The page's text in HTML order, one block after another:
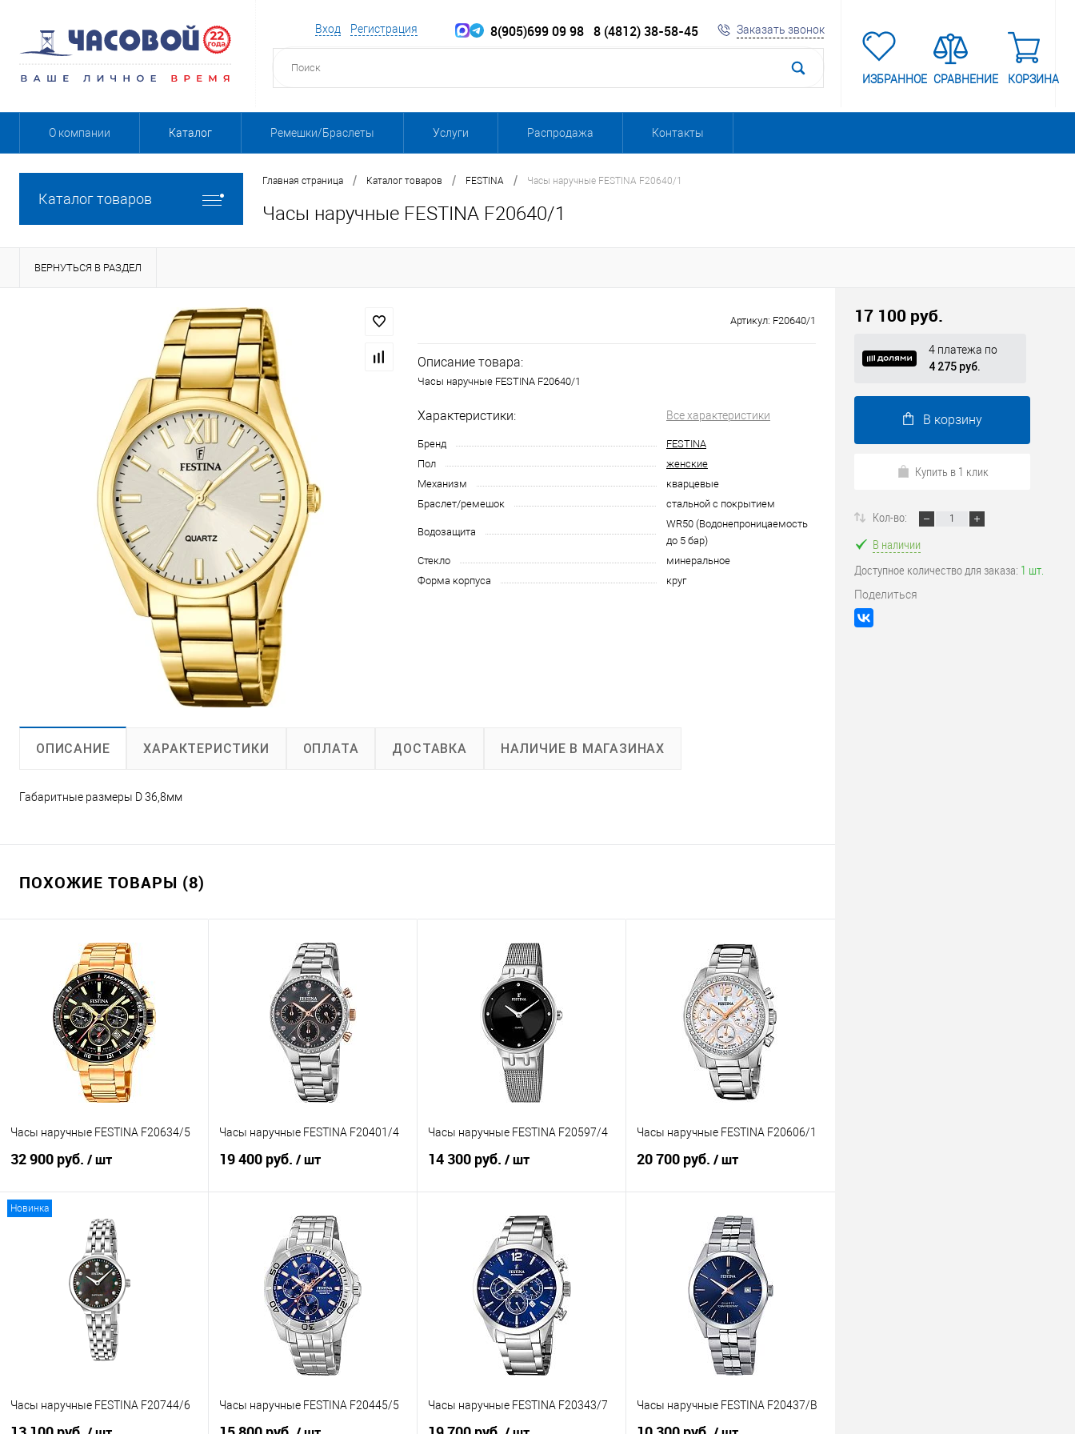
Вход Регистрация 8(905)699 09 98 8 (4812) 38-58-45 Заказать звонок
ИЗБРАННОЕ СРАВНЕНИЕ КОРЗИНА
О компании Каталог Ремешки/Браслеты Услуги Распродажа Контакты
Каталог товаров
Главная страница / Каталог товаров / FESTINA / Часы наручные FESTINA F20640/1
Часы наручные FESTINA F20640/1
ВЕРНУТЬСЯ В РАЗДЕЛ
Артикул: F20640/1
Описание товара:
Часы наручные FESTINA F20640/1
Характеристики: Все характеристики
Бренд
FESTINA
Пол
женские
Механизм
кварцевые
Браслет/ремешок
стальной c покрытием
Водозащита
WR50 (Водонепроницаемость
до 5 бар)
Стекло
минеральное
Форма корпуса
круг
ОПИСАНИЕ ХАРАКТЕРИСТИКИ ОПЛАТА ДОСТАВКА НАЛИЧИЕ В МАГАЗИНАХ
Габаритные размеры D 36,8мм
ПОХОЖИЕ ТОВАРЫ (8)
Часы наручные FESTINA F20634/5
32 900 руб. / шт
В корзину
Купить в 1 клик
В избранное
Часы наручные FESTINA F20401/4
19 400 руб. / шт
В корзину
Купить в 1 клик
К сравнению
В избранное
В наличии
Часы наручные FESTINA F20597/4
14 300 руб. / шт
В корзину
Купить в 1 клик
К сравнению
В избранное
В наличии
Часы наручные FESTINA F20606/1
20 700 руб. / шт
В корзину
Купить в 1 клик
К сравнению
В избранное
В наличии
Новинка
Часы наручные FESTINA F20744/6 Часы наручные FESTINA F20445/5 Часы наручные FESTINA F20343/7 Часы наручные FESTINA F20437/B
17 100 руб.
4 платежа по
4 275 руб.
В корзину
Купить в 1 клик
Кол-во:
В наличии
Доступное количество для заказа: 1 шт.
Поделиться